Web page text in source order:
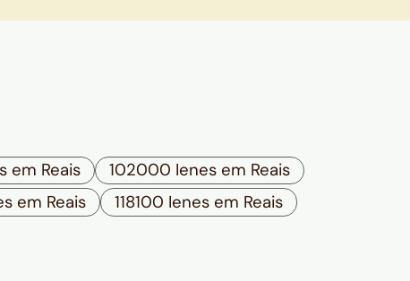
em Reais
102000 Ienes em Reais
em Reais
118100 Ienes em Reais